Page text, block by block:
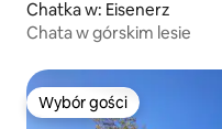
Chatka w: Eisenerz
Chata w górskim lesie
Wybór gości
Wybór gości